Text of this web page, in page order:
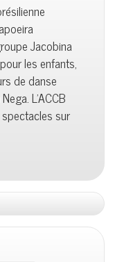
Jacobina
les enfants,
de danse
L'ACCB
sur